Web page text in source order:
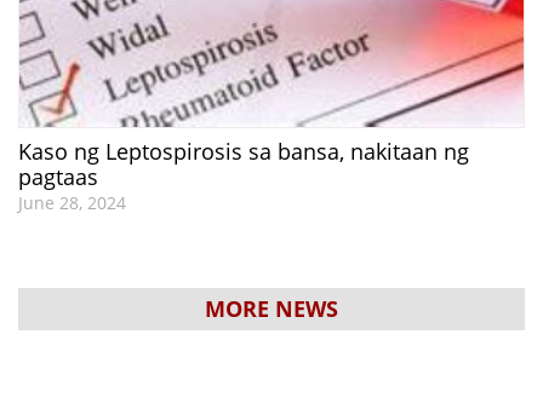
Kaso ng Leptospirosis sa bansa, nakitaan ng
pagtaas
June 28, 2024
MORE NEWS